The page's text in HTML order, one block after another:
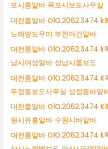
포시룸알바 목포시보도사무실
대전룸알바 O1O.2062.3474
노래방도우미 부천야간알바
대전룸알바 O1O.2062.3474
남시여성알바 성남시룸보도
대전룸알바 O1O.2062.3474 K
두정동보도사무실 성정동바알
대전룸알바 O1O.2062.3474 K
원시유흥알바 수원시바알바
대전룸알바 O1O.2062.3474